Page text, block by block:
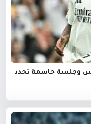
وجلسة حاسمة تحدد